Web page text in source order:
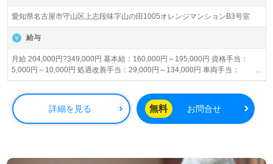
愛知県名古屋市守山区上志段味字山の田1005オレンジマンションB3号室
給与
月給 204,000円?349,000円 基本給：160,000円～195,000円 資格手当：
5,000円～10,000円 処遇改善手当：29,000円～134,000円 車両手当：
10,000円 賞与あり 昇給あり
詳細を見る 無料 お問合せ